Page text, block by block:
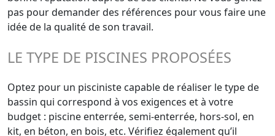
pas pour demander des références pour vous faire une
idée de la qualité de son travail.
LE TYPE DE PISCINES PROPOSÉES
Optez pour un pisciniste capable de réaliser le type de
bassin qui correspond à vos exigences et à votre
budget : piscine enterrée, semi-enterrée, hors-sol, en
kit, en béton, en bois, etc. Vérifiez également qu’il